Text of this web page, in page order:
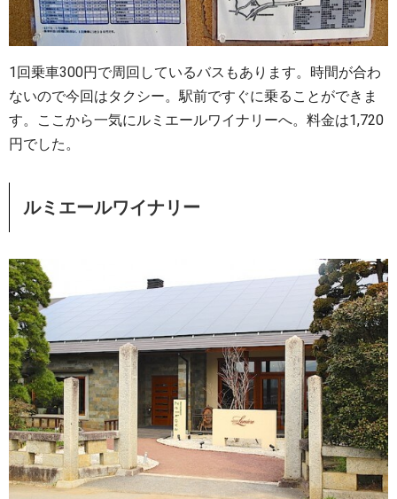
1回乗車300円で周回しているバスもあります。時間が合わ
ないので今回はタクシー。駅前ですぐに乗ることができま
す。ここから一気にルミエールワイナリーへ。料金は1,720
円でした。
ルミエールワイナリー